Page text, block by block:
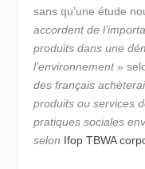
sans qu’une étude
accordent de
produits dans une
l’environnement »
des français
produits ou services
pratiques sociales
selon Ifop TBWA